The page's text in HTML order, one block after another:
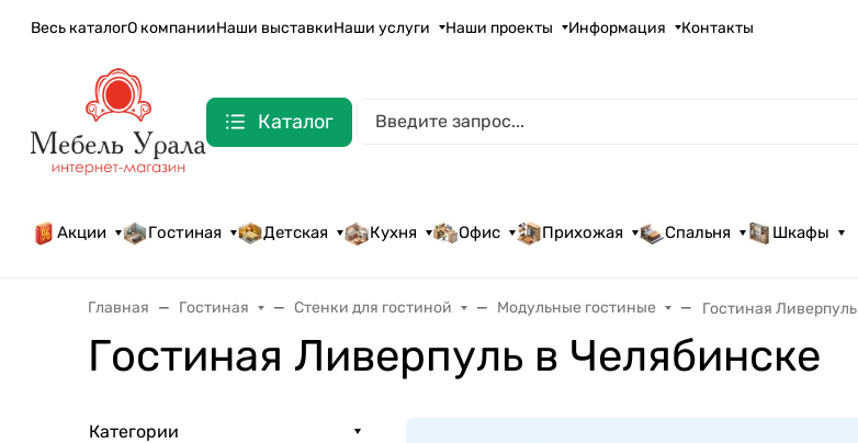
Весь каталогО компанииНаши выставкиНаши услуги Наши проекты Информация Контакты
Каталог
Акции Гостиная Детская Кухня Офис Прихожая Спальня Шкафы
Главная Гостиная Стенки для гостиной Модульные гостиные Гостиная Ливерпуль
Гостиная Ливерпуль в Челябинске
Категории